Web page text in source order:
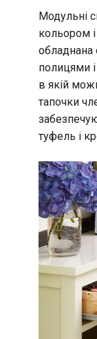
Модульні
кольором
обладнана
полицями
в якій
тапочки
туфель і